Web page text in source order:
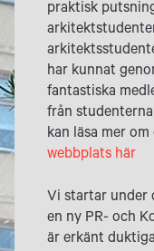
praktisk
har kunnat
fantastiska
från
kan läsa mer
webbplats här
Vi startar under
en ny PR- och
är erkänt